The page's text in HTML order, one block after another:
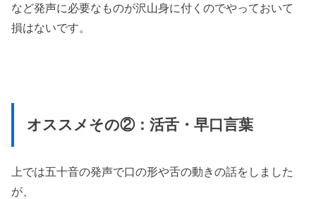
など発声に必要なものが沢山身に付くのでやっておいて
損はないです。
オススメその②：活舌・早口言葉
上では五十音の発声で口の形や舌の動きの話をしました
が、